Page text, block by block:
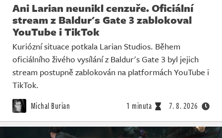
Ani Larian neunikl cenzuře. Oficiální
stream z Baldur's Gate 3 zablokoval
YouTube i TikTok
Kuriózní situace potkala Larian Studios. Během
oficiálního živého vysílání z Baldur's Gate 3 byl jejich
stream postupně zablokován na platformách YouTube i
TikTok.
Michal Burian 1 minuta 7. 8. 2026